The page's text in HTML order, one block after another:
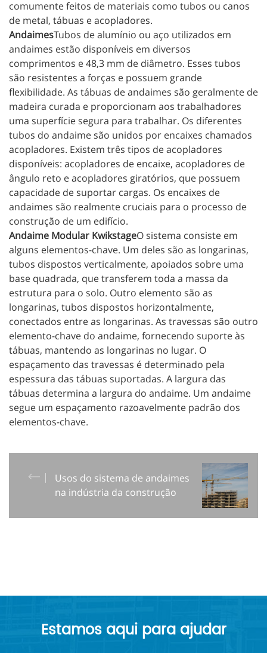
comumente feitos de materiais como tubos ou canos
de metal, tábuas e acopladores.
AndaimesTubos de alumínio ou aço utilizados em
andaimes estão disponíveis em diversos
comprimentos e 48,3 mm de diâmetro. Esses tubos
são resistentes a forças e possuem grande
flexibilidade. As tábuas de andaimes são geralmente de
madeira curada e proporcionam aos trabalhadores
uma superfície segura para trabalhar. Os diferentes
tubos do andaime são unidos por encaixes chamados
acopladores. Existem três tipos de acopladores
disponíveis: acopladores de encaixe, acopladores de
ângulo reto e acopladores giratórios, que possuem
capacidade de suportar cargas. Os encaixes de
andaimes são realmente cruciais para o processo de
construção de um edifício.
Andaime Modular KwikstageO sistema consiste em
alguns elementos-chave. Um deles são as longarinas,
tubos dispostos verticalmente, apoiados sobre uma
base quadrada, que transferem toda a massa da
estrutura para o solo. Outro elemento são as
longarinas, tubos dispostos horizontalmente,
conectados entre as longarinas. As travessas são outro
elemento-chave do andaime, fornecendo suporte às
tábuas, mantendo as longarinas no lugar. O
espaçamento das travessas é determinado pela
espessura das tábuas suportadas. A largura das
tábuas determina a largura do andaime. Um andaime
segue um espaçamento razoavelmente padrão dos
elementos-chave.
Usos do sistema de andaimes
na indústria da construção
Estamos aqui para ajudar